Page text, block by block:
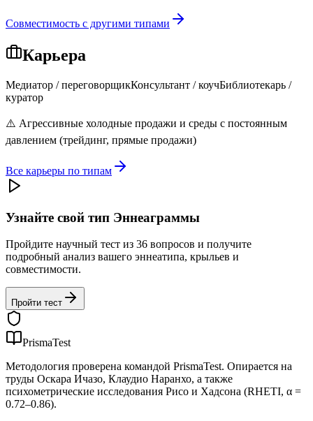
Совместимость с другими типами
Карьера
Медиатор / переговорщикКонсультант / коучБиблиотекарь /
куратор
⚠️ Агрессивные холодные продажи и среды с постоянным
давлением (трейдинг, прямые продажи)
Все карьеры по типам
Узнайте свой тип Эннеаграммы
Пройдите научный тест из 36 вопросов и получите
подробный анализ вашего эннеатипа, крыльев и
совместимости.
Пройти тест
PrismaTest
Методология проверена командой PrismaTest. Опирается на
труды Оскара Ичазо, Клаудио Наранхо, а также
психометрические исследования Рисо и Хадсона (RHETI, α =
0.72–0.86).